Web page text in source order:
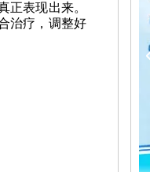
正表现出来。
治疗，调整好